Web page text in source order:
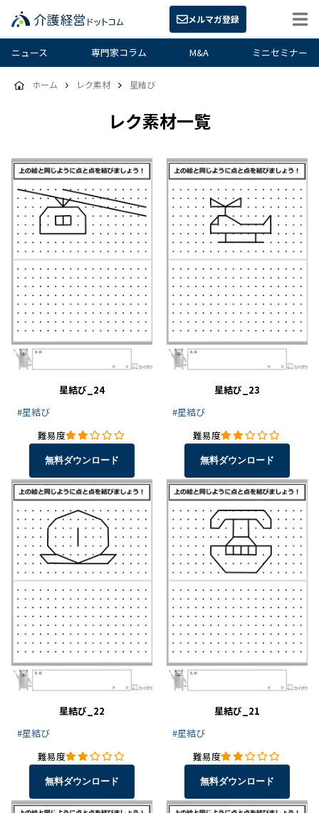
メルマガ登録
ニュース 専門家コラム M&A ミニセミナー
レク素材一覧
ホーム レク素材 星結び
星結び_24
#星結び
難易度
無料ダウンロード
星結び_23
#星結び
難易度
無料ダウンロード
星結び_22
#星結び
難易度
無料ダウンロード
星結び_21
#星結び
難易度
無料ダウンロード